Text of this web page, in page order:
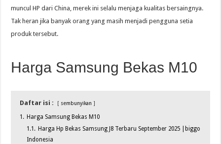
muncul HP dari China, merek ini selalu menjaga kualitas bersaingnya.
Tak heran jika banyak orang yang masih menjadi pengguna setia
produk tersebut.
Harga Samsung Bekas M10
Daftar isi : sembunyikan
1. Harga Samsung Bekas M10
1.1. Harga Hp Bekas Samsung J8 Terbaru September 2025 |biggo
Indonesia